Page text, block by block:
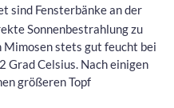
sind Fensterbänke an der
Sonnenbestrahlung zu
Mimosen stets gut feucht bei
Grad Celsius. Nach einigen
größeren Topf